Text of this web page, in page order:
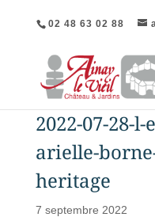
02 48 63 02 88
2022-07-28-
arielle-
heritage
7 septembre 2022